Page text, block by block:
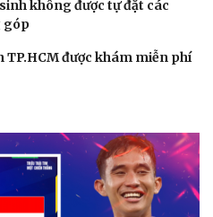
không được tự đặt các
góp
TP.HCM được khám miễn phí